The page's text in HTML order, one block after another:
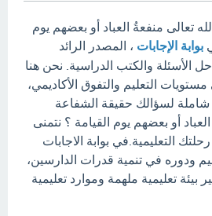
تعالى منفعةُ العباد أو بعضهم يوم
بوابة الإجابات ، المصدر الرائد
الأسئلة والكتب الدراسية. نحن هنا
التعليم والتفوق الأكاديمي،
شاملة لسؤالك حقيقة الشفاعة
أو بعضهم يوم القيامة ؟ نتمنى
التعليمية.في بوابة الاجابات
ودوره في تنمية قدرات الدارسين،
بيئة تعليمية ملهمة وموارد تعليمية